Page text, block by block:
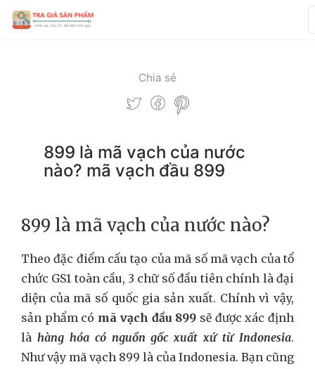
Chia sẻ
899 là mã vạch của nước
nào? mã vạch đầu 899
899 là mã vạch của nước nào?
Theo đặc điểm cấu tạo của mã số mã vạch của tổ
chức GS1 toàn cầu, 3 chữ số đầu tiên chính là đại
diện của mã số quốc gia sản xuất. Chính vì vậy,
sản phẩm có mã vạch đầu 899 sẽ được xác định
là hàng hóa có nguồn gốc xuất xứ từ Indonesia.
Như vậy mã vạch 899 là của Indonesia. Bạn cũng